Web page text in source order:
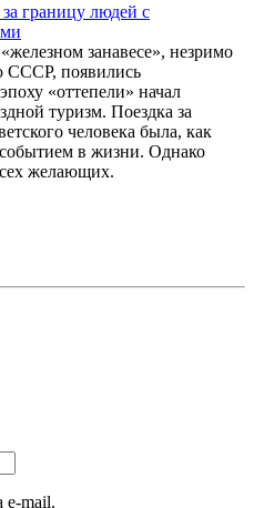
границу людей с
занавесе», незримо
СССР, появились
«оттепели» начал
туризм. Поездка за
человека была, как
в жизни. Однако
желающих.
e-mail.